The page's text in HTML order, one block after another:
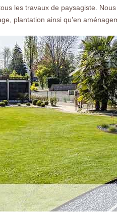
Nos
les travaux de paysagiste.
plantation ainsi qu’en